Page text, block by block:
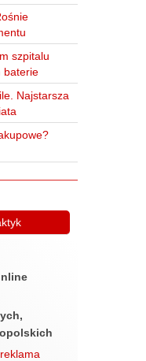
szpitalu
baterie
Najstarsza